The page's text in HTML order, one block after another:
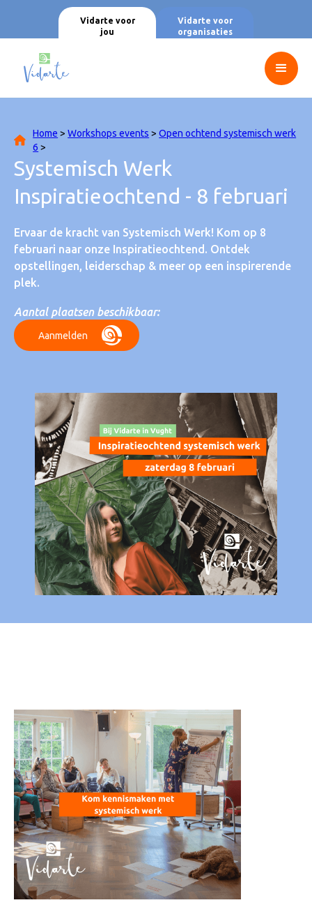
Vidarte voor
jou
Vidarte voor
organisaties
Home >Workshops events >Open ochtend systemisch werk
6 >
Systemisch Werk
Inspiratieochtend - 8 februari
Ervaar de kracht van Systemisch Werk! Kom op 8
februari naar onze Inspiratieochtend. Ontdek
opstellingen, leiderschap & meer op een inspirerende
plek.
Aantal plaatsen beschikbaar:
Aanmelden